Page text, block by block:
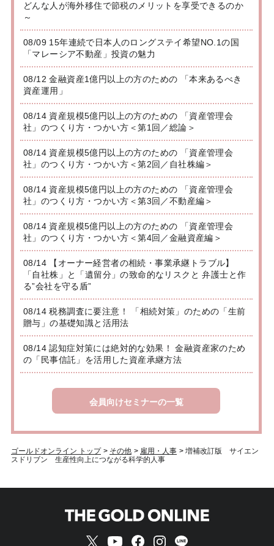
どんな人が海外移住で節税のメリットを享受できるのか
～
08/09 15年連続で日本人のロングステイ希望NO.1の国
「マレーシア不動産」投資の魅力
08/12 金融資産1億円以上の方のための 「本来あるべき
資産運用」
08/14 資産規模5億円以上の方のための 「資産管理会
社」のつくり方・つかい方＜第1回／総論＞
08/14 資産規模5億円以上の方のための 「資産管理会
社」のつくり方・つかい方＜第2回／自社株編＞
08/14 資産規模5億円以上の方のための 「資産管理会
社」のつくり方・つかい方＜第3回／不動産編＞
08/14 資産規模5億円以上の方のための 「資産管理会
社」のつくり方・つかい方＜第4回／金融資産編＞
08/14 【オーナー経営者の相続・事業承継トラブル】
「自社株」と「遺留分」の致命的なリスクと 弁護士と作
る”会社を守る盾”
08/14 税務調査に要注意！ 「相続対策」のための「生前
贈与」の基礎知識と活用法
08/14 認知症対策には絶対的な効果！ 金融資産家のため
の「民事信託」を活用した資産承継方法
会員向けセミナーの一覧
ゴールドオンライン トップ > その他 > 雇用・人事 > 増補改訂版 サイエン
スドリブン 生産性向上につながる科学的人事